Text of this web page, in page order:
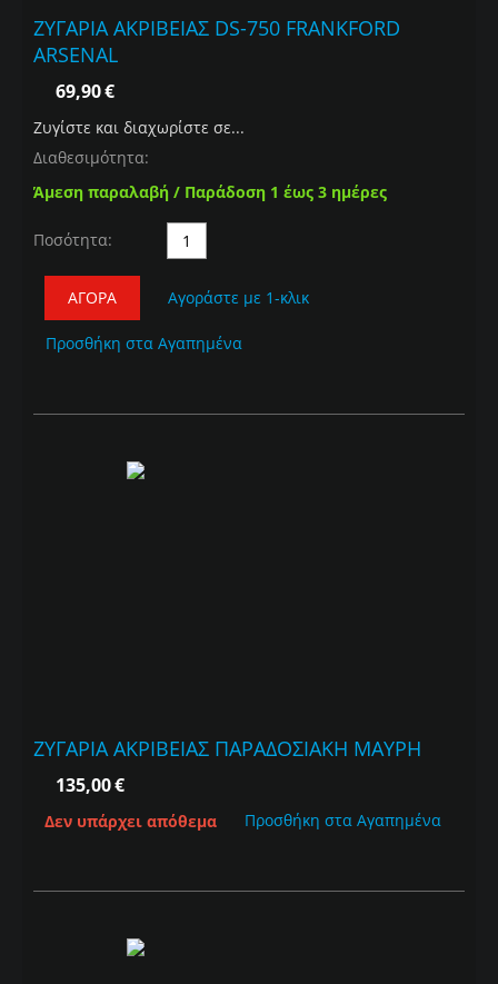
ΖΥΓΑΡΙΑ ΑΚΡΙΒΕΙΑΣ DS-750 FRANKFORD
ARSENAL
69,90€
Ζυγίστε και διαχωρίστε σε...
Διαθεσιμότητα:
Άμεση παραλαβή / Παράδοση 1 έως 3 ημέρες
Ποσότητα:
ΑΓΟΡΆ Αγοράστε με 1-κλικ
Προσθήκη στα Αγαπημένα
ΖΥΓΑΡΙΑ ΑΚΡΙΒΕΙΑΣ ΠΑΡΑΔΟΣΙΑΚΗ ΜΑΥΡΗ
135,00€
Δεν υπάρχει απόθεμα Προσθήκη στα Αγαπημένα